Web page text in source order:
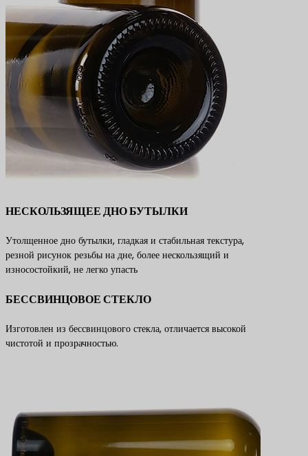
НЕСКОЛЬЗЯЩЕЕ ДНО БУТЫЛКИ
Утолщенное дно бутылки, гладкая и стабильная текстура,
резной рисунок резьбы на дне, более нескользящий и
износостойкий, не легко упасть
БЕССВИНЦОВОЕ СТЕКЛО
Изготовлен из бессвинцового стекла, отличается высокой
чистотой и прозрачностью.